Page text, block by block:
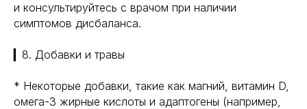
и консультируйтесь с врачом при наличии
симптомов дисбаланса.
▎8. Добавки и травы
* Некоторые добавки, такие как магний, витамин D,
омега-3 жирные кислоты и адаптогены (например,